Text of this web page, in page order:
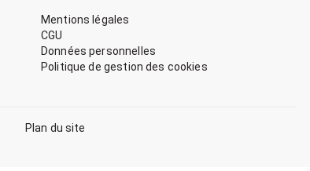
Mentions légales
CGU
Données personnelles
Politique de gestion des cookies
Plan du site